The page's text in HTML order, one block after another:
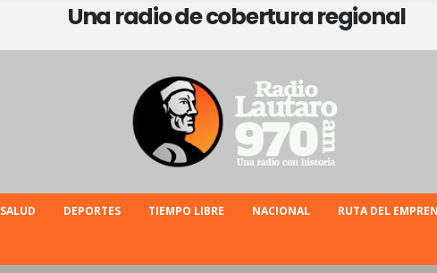
Una radio de cobertura regional
SALUD DEPORTES TIEMPO LIBRE NACIONAL RUTA DEL